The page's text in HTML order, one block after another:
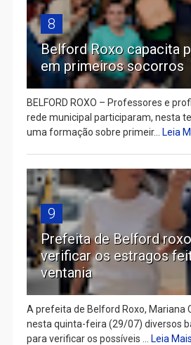
8
Belford Roxo capacita
em primeiros socorros
BELFORD ROXO – Professores e
rede municipal participaram, nesta
uma formação sobre primeir...
Leia
9
Prefeita de Belford
verificar os estragos
ventania
A prefeita de Belford Roxo, Mariana
nesta quinta-feira (29/07) diversos
para verificar os possíveis ...
Leia Mais